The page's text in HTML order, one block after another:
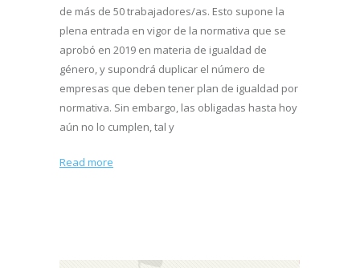
de más de 50 trabajadores/as. Esto supone la
plena entrada en vigor de la normativa que se
aprobó en 2019 en materia de igualdad de
género, y supondrá duplicar el número de
empresas que deben tener plan de igualdad por
normativa. Sin embargo, las obligadas hasta hoy
aún no lo cumplen, tal y
Read more